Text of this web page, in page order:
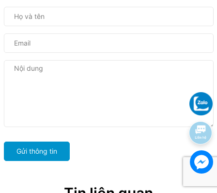
Gửi thông tin